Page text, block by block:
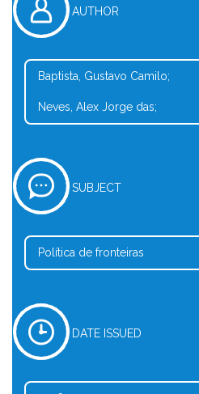
AUTHOR
Baptista, Gustavo Camilo;
Neves, Alex Jorge das;
SUBJECT
Política de fronteiras
DATE ISSUED